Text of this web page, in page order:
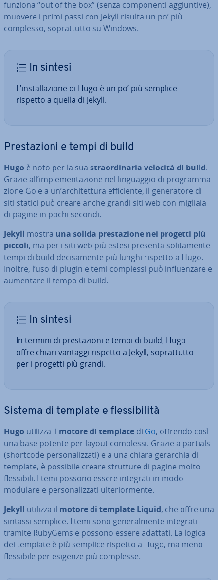
funziona “out of the box” (senza com­po­nen­ti ag­giun­ti­ve),
muovere i primi passi con Jekyll risulta un po’ più
complesso, so­prat­tut­to su Windows.
In sintesi
L’in­stal­la­zio­ne di Hugo è un po’ più semplice
rispetto a quella di Jekyll.
Pre­sta­zio­ni e tempi di build
Hugo è noto per la sua straor­di­na­ria velocità di build.
Grazie all’im­ple­men­ta­zio­ne nel lin­guag­gio di pro­gram­ma­
zio­ne Go e a un’ar­chi­tet­tu­ra ef­fi­cien­te, il ge­ne­ra­to­re di
siti statici può creare anche grandi siti web con migliaia
di pagine in pochi secondi.
Jekyll mostra una solida pre­sta­zio­ne nei progetti più
piccoli, ma per i siti web più estesi presenta so­li­ta­men­te
tempi di build de­ci­sa­men­te più lunghi rispetto a Hugo.
Inoltre, l’uso di plugin e temi complessi può in­fluen­za­re e
aumentare il tempo di build.
In sintesi
In termini di pre­sta­zio­ni e tempi di build, Hugo
offre chiari vantaggi rispetto a Jekyll, so­prat­tut­to
per i progetti più grandi.
Sistema di template e fles­si­bi­li­tà
Hugo utilizza il motore di template di Go, offrendo così
una base potente per layout complessi. Grazie a partials
(shortcode per­so­na­liz­za­ti) e a una chiara gerarchia di
template, è possibile creare strutture di pagine molto
fles­si­bi­li. I temi possono essere integrati in modo
modulare e per­so­na­liz­za­ti ul­te­rior­men­te.
Jekyll utilizza il motore di template Liquid, che offre una
sintassi semplice. I temi sono ge­ne­ral­men­te integrati
tramite RubyGems e possono essere adattati. La logica
dei template è più semplice rispetto a Hugo, ma meno
fles­si­bi­le per esigenze più complesse.